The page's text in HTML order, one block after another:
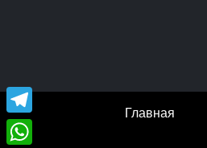
Главная
Telegram